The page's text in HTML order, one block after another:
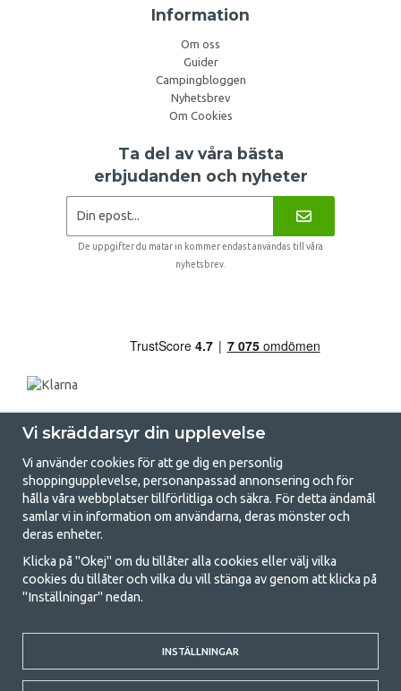
Information
Om oss
Guider
Campingbloggen
Nyhetsbrev
Om Cookies
Ta del av våra bästa
erbjudanden och nyheter
De uppgifter du matar in kommer endast användas till våra
nyhetsbrev.
GetCamping.se - Din butik för camping
och uteliv
Att campa kan antingen vara en livsstil eller ett sätt att samla familjen
för ett gemensamt äventyr. Oavsett vilken kategori du tillhör hittar du
med att campa så därför erbjuder vi riktigt bra priser på familjetält,
husvagnstält och all annan utrustning för camping och friluftsliv. Vårt
mål är att i varje priskategori erbjuda den bästa campingutrustningen
gällande kvalitet och funktionalitet. Ta gärna kontakt med oss om det
Vi skräddarsyr din upplevelse
Vi använder cookies för att ge dig en personlig
shoppingupplevelse, personanpassad annonsering och för
hålla våra webbplatser tillförlitliga och säkra. För detta ändamål
samlar vi in information om användarna, deras mönster och
deras enheter.
Klicka på "Okej" om du tillåter alla cookies eller välj vilka
cookies du tillåter och vilka du vill stänga av genom att klicka på
"Inställningar" nedan.
INSTÄLLNINGAR